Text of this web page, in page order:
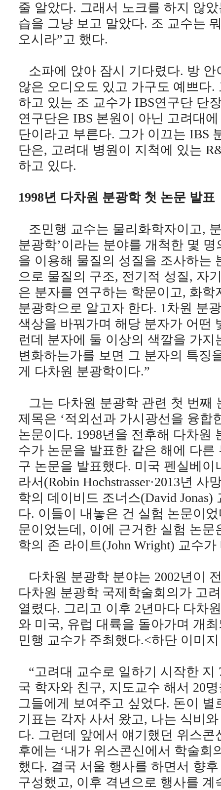
줄 알았다. 그래서 노크를 하지 않
습을 그냥 보고 말았다. 조 교수는
오시라”고 했다.
소파에 앉아 잠시 기다렸다. 방 안
않은 오디오도 있고 가구도 예쁘다.
하고 있는 조 교수가 IBS연구단 단
연구단은 IBS 본원이 아닌 고려대
단이라고 부른다. 그가 이끄는 IBS
단은, 고려대 병원이 지척에 있는
하고 있다.
1998년 다차원 분광학 첫 논문 발표
조민행 교수는 물리화학자이고,
분광학’이라는 분야를 개척한 몇
을 이용해 물질의 성질을 조사하는
으로 물질의 구조, 전기적 성질, 자
은 분자를 연구하는 학문이고, 화
분광학으로 알고자 한다. 1차원 분
색상을 바꿔가며 해당 분자가 어떤
런데 분자에 둘 이상의 색깔을 가
변화하는가를 보면 그 분자의 특징
게 다차원 분광학이다.”
그는 다차원 분광학 관련 첫 번째
제목은 ‘적외선과 가시광선을 융합
논문이다. 1998년을 전후해 다차원
수가 논문을 발표한 같은 해에 다
구 논문을 발표했다. 미국 펜실베
라서(Robin Hochstrasser·2013년
학의 데이비드 조너스(David
다. 이들이 내놓은 건 실험 논문이
문이었는데, 이에 근거한 실험 논문
학의 존 라이트(John Wright) 교수
다차원 분광학 분야는 2002년이
다차원 분광학 국제학술회의가 고
열렸다. 그리고 이후 2년마다 다차
와 미국, 유럽 대륙을 돌아가며 개
민행 교수가 주최했다.<하단 이미
“고려대 교수로 일하기 시작한 지
국 학자와 친구, 지도교수 해서 20
그들에게 보여주고 싶었다. 돈이
기표는 각자 사서 왔고, 나는 식비
다. 그런데 앞에서 얘기했던 위스
후에는 ‘내가 위스콘신에서 학술회
했다. 결국 서울 행사를 하면서 향
구성했고, 이후 격년으로 행사를 계